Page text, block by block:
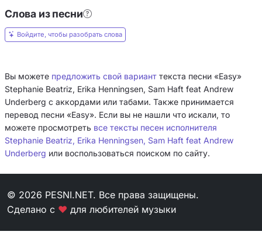
Слова из песни
Войдите, чтобы разобрать слова
Вы можете предложить свой вариант текста песни «Easy»
Stephanie Beatriz, Erika Henningsen, Sam Haft feat Andrew
Underberg с аккордами или табами. Также принимается
перевод песни «Easy». Если вы не нашли что искали, то
можете просмотреть все тексты песен исполнителя
Stephanie Beatriz, Erika Henningsen, Sam Haft feat Andrew
Underberg или воспользоваться поиском по сайту.
© 2026 PESNI.NET. Все права защищены.
Сделано с ❤ для любителей музыки